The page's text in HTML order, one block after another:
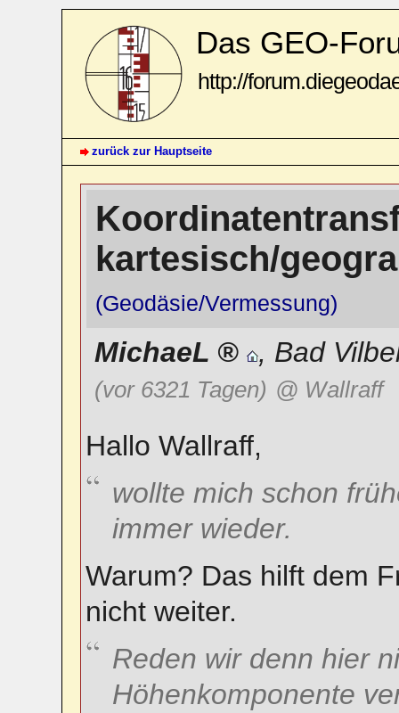
Das GEO-
http://
zurück zur Hauptseite
kartesisch/
(Geodäsie/Vermessung)
MichaeL , Bad
(vor 6321 Tagen) @ Wallraff
Hallo Wallraff,
wollte mich schon
immer wieder.
Warum? Das hilft dem
nicht weiter.
Reden wir denn hier
Höhenkomponente